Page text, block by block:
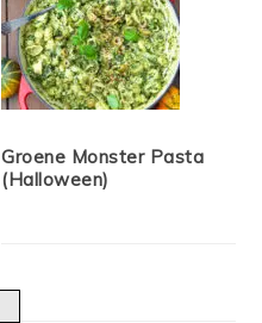
Groene Monster Pasta
(Halloween)